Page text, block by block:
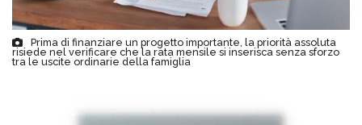
Prima di finanziare un progetto importante, la priorità assoluta
risiede nel verificare che la rata mensile si inserisca senza sforzo
tra le uscite ordinarie della famiglia